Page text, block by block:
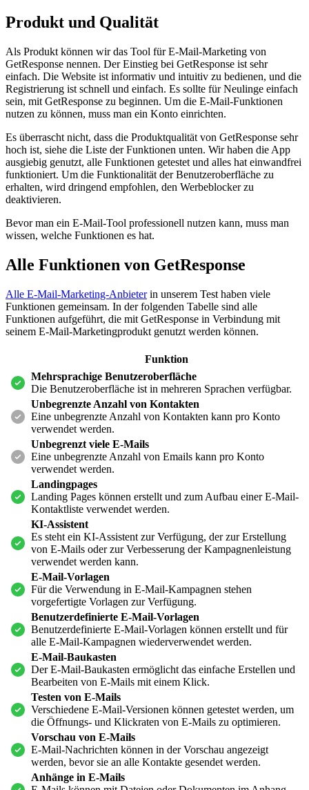
Produkt und Qualität
Als Produkt können wir das Tool für E-Mail-Marketing von
GetResponse nennen. Der Einstieg bei GetResponse ist sehr
einfach. Die Website ist informativ und intuitiv zu bedienen, und die
Registrierung ist schnell und einfach. Es sollte für Neulinge einfach
sein, mit GetResponse zu beginnen. Um die E-Mail-Funktionen
nutzen zu können, muss man ein Konto einrichten.
Es überrascht nicht, dass die Produktqualität von GetResponse sehr
hoch ist, siehe die Liste der Funktionen unten. Wir haben die App
ausgiebig genutzt, alle Funktionen getestet und alles hat einwandfrei
funktioniert. Um die Funktionalität der Benutzeroberfläche zu
erhalten, wird dringend empfohlen, den Werbeblocker zu
deaktivieren.
Bevor man ein E-Mail-Tool professionell nutzen kann, muss man
wissen, welche Funktionen es hat.
Alle Funktionen von GetResponse
Alle E-Mail-Marketing-Anbieterin unserem Test haben viele
Funktionen gemeinsam. In der folgenden Tabelle sind alle
Funktionen aufgeführt, die mit GetResponse in Verbindung mit
seinem E-Mail-Marketingprodukt genutzt werden können.
Funktion
Mehrsprachige Benutzeroberfläche
Die Benutzeroberfläche ist in mehreren Sprachen verfügbar.
Unbegrenzte Anzahl von Kontakten
Eine unbegrenzte Anzahl von Kontakten kann pro Konto
verwendet werden.
Unbegrenzt viele E-Mails
Eine unbegrenzte Anzahl von Emails kann pro Konto
verwendet werden.
Landingpages
Landing Pages können erstellt und zum Aufbau einer E-Mail-
Kontaktliste verwendet werden.
KI-Assistent
Es steht ein KI-Assistent zur Verfügung, der zur Erstellung
von E-Mails oder zur Verbesserung der Kampagnenleistung
verwendet werden kann.
E-Mail-Vorlagen
Für die Verwendung in E-Mail-Kampagnen stehen
vorgefertigte Vorlagen zur Verfügung.
Benutzerdefinierte E-Mail-Vorlagen
Benutzerdefinierte E-Mail-Vorlagen können erstellt und für
alle E-Mail-Kampagnen wiederverwendet werden.
E-Mail-Baukasten
Der E-Mail-Baukasten ermöglicht das einfache Erstellen und
Bearbeiten von E-Mails mit einem Klick.
Testen von E-Mails
Verschiedene E-Mail-Versionen können getestet werden, um
die Öffnungs- und Klickraten von E-Mails zu optimieren.
Vorschau von E-Mails
E-Mail-Nachrichten können in der Vorschau angezeigt
werden, bevor sie an alle Kontakte gesendet werden.
Anhänge in E-Mails